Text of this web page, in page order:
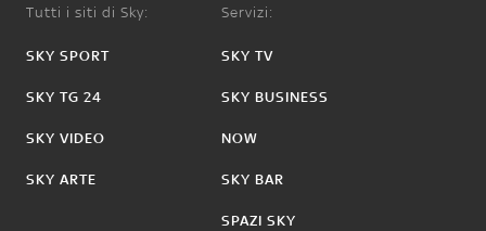
Tutti i siti di Sky:
SKY SPORT
SKY TG 24
SKY VIDEO
SKY ARTE
Servizi:
SKY TV
SKY BUSINESS
NOW
SKY BAR
SPAZI SKY